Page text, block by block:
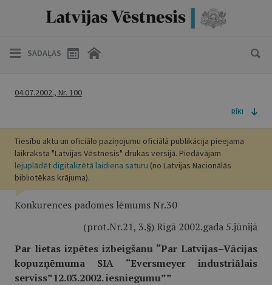
SADAĻAS
04.07.2002., Nr. 100
RĪKI
Tiesību aktu un oficiālo paziņojumu oficiālā publikācija pieejama
laikraksta "Latvijas Vēstnesis" drukas versijā. Piedāvājam
lejuplādēt digitalizētā laidiena saturu (no Latvijas Nacionālās
bibliotēkas krājuma).
Konkurences padomes lēmums Nr.30
(prot.Nr.21, 3.§) Rīgā 2002.gada 5.jūnijā
Par lietas izpētes izbeigšanu “Par Latvijas–Vācijas
kopuzņēmuma SIA “Eversmeyer industriālais
serviss”12.03.2002. iesniegumu””